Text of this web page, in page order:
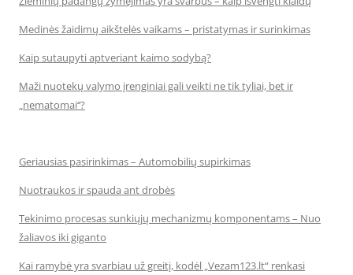
Medinės žaidimų aikštelės vaikams – pristatymas ir surinkimas
Kaip sutaupyti aptveriant kaimo sodybą?
Maži nuotekų valymo įrenginiai gali veikti ne tik tyliai, bet ir
„nematomai‘‘?
Geriausias pasirinkimas – Automobilių supirkimas
Nuotraukos ir spauda ant drobės
Tekinimo procesas sunkiųjų mechanizmų komponentams – Nuo
žaliavos iki giganto
Kai ramybė yra svarbiau už greitį, kodėl „Vezam123.lt“ renkasi